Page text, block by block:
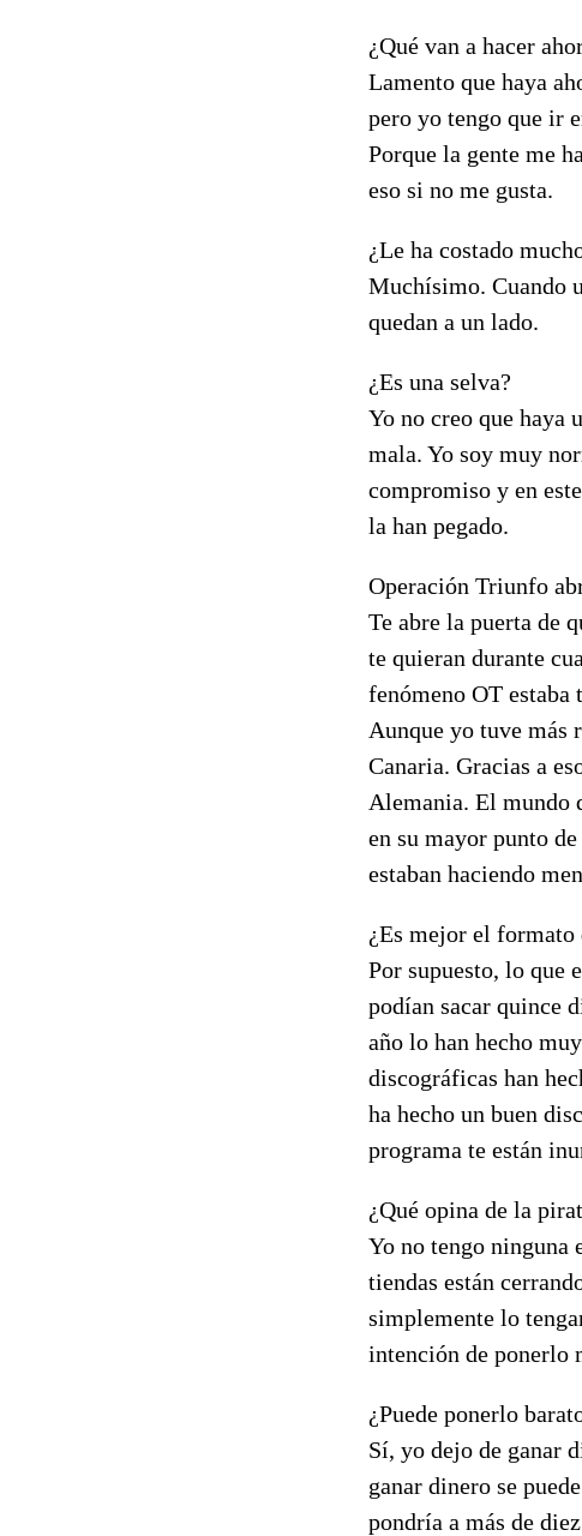
¿Qué van a hacer
Lamento que haya
pero yo tengo que ir
Porque la gente me
eso si no me gusta.
¿Le ha costado
Muchísimo. Cuando
quedan a un lado.
¿Es una selva?
Yo no creo que haya
mala. Yo soy muy
compromiso y en
la han pegado.
Operación Triunfo
Te abre la puerta de
te quieran durante
fenómeno OT
Aunque yo tuve más
Canaria. Gracias a
Alemania. El mundo
en su mayor punto
estaban haciendo
¿Es mejor el
Por supuesto, lo que
podían sacar quince
año lo han hecho
discográficas han
ha hecho un buen
programa te están
¿Qué opina de la
Yo no tengo ninguna
tiendas están
simplemente lo
intención de ponerlo
¿Puede ponerlo
Sí, yo dejo de ganar
ganar dinero se
pondría a más de